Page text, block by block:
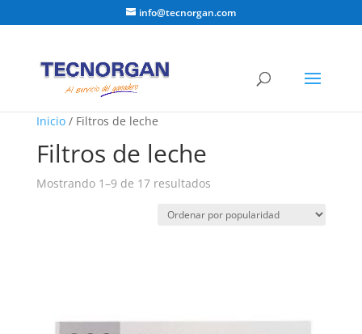
info@tecnorgan.com
Inicio/ Filtros de leche
Filtros de leche
Mostrando 1–9 de 17 resultadosOrdenado
popularidad